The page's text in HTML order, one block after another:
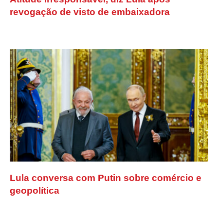
revogação de visto de embaixadora
Lula conversa com Putin sobre comércio e
geopolítica